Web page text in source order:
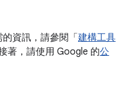
資訊，請參閱「 建構工具
著，請使用 Google 的公